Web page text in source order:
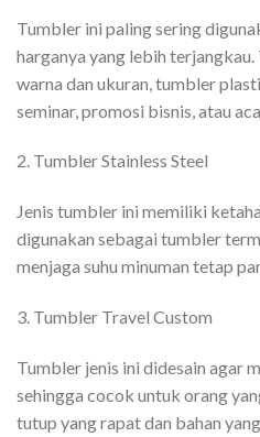
Tumbler ini paling sering
harganya yang lebih
warna dan ukuran, tumbler
seminar, promosi bisnis, atau
2. Tumbler Stainless Steel
Jenis tumbler ini memiliki
digunakan sebagai tumbler
menjaga suhu minuman tetap
3. Tumbler Travel Custom
Tumbler jenis ini didesain agar
sehingga cocok untuk orang
tutup yang rapat dan bahan